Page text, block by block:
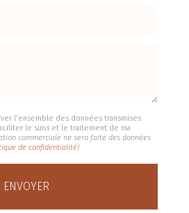
l'ensemble des données transmises
le suivi et le traitement de ma
commerciale ne sera faite des données
de confidentialité)